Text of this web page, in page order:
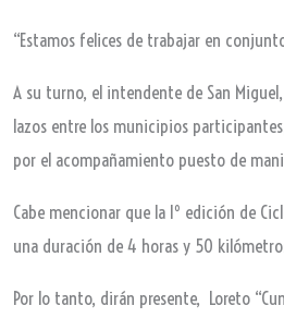
“Estamos felices de trabajar en
A su turno, el intendente de San
lazos entre los municipios
por el acompañamiento puesto de
Cabe mencionar que la Iº edición de
una duración de 4 horas y 50
Por lo tanto, dirán presente, Loreto